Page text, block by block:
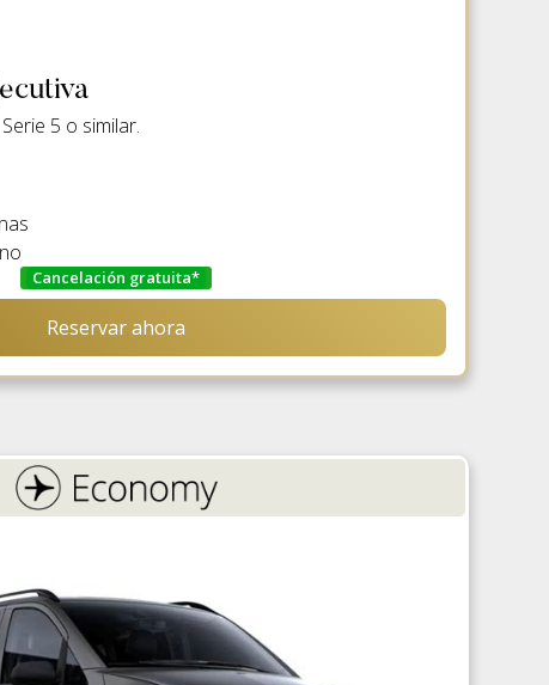
5 o similar.
Cancelación gratuita*
Reservar ahora